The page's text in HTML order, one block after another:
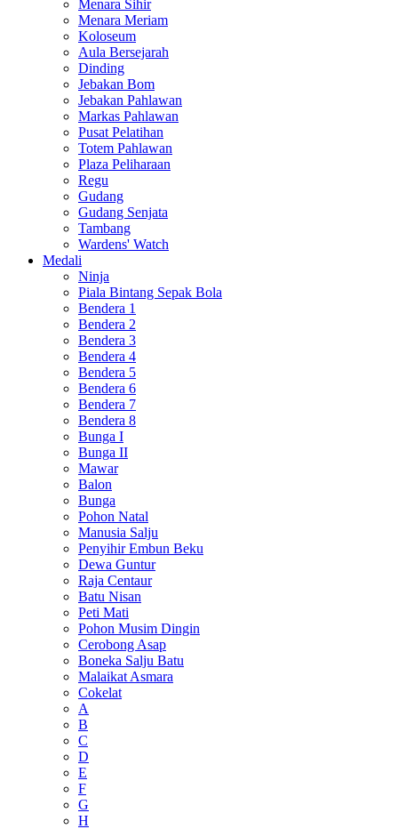
Menara Sihir
Menara Meriam
Koloseum
Aula Bersejarah
Dinding
Jebakan Bom
Jebakan Pahlawan
Markas Pahlawan
Pusat Pelatihan
Totem Pahlawan
Plaza Peliharaan
Regu
Gudang
Gudang Senjata
Tambang
Wardens' Watch
Medali
Ninja
Piala Bintang Sepak Bola
Bendera 1
Bendera 2
Bendera 3
Bendera 4
Bendera 5
Bendera 6
Bendera 7
Bendera 8
Bunga I
Bunga II
Mawar
Balon
Bunga
Pohon Natal
Manusia Salju
Penyihir Embun Beku
Dewa Guntur
Raja Centaur
Batu Nisan
Peti Mati
Pohon Musim Dingin
Cerobong Asap
Boneka Salju Batu
Malaikat Asmara
Cokelat
A
B
C
D
E
F
G
H